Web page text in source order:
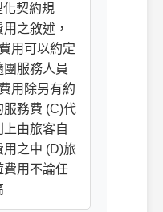
化契約規
之敘述，
用可以約定
服務人員
用除另有約
服務費 (C)代
由旅客自
之中 (D)旅
費用不論任